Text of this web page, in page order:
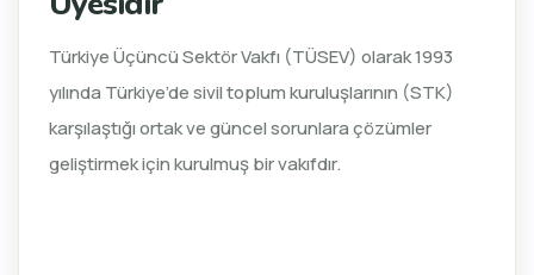
Türkiye Üçüncü Sektör Vakfı (TÜSEV) olarak 1993
yılında Türkiye’de sivil toplum kuruluşlarının (STK)
karşılaştığı ortak ve güncel sorunlara çözümler
geliştirmek için kurulmuş bir vakıfdır.